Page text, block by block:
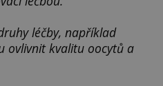
léčby, například
ovlivnit kvalitu oocytů a